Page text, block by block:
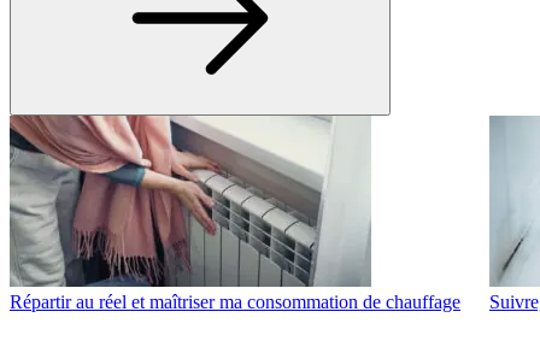
Répartir au réel et maîtriser ma consommation de chauffage